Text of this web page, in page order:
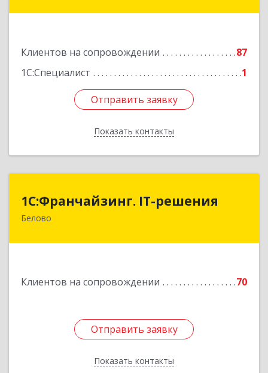
Клиентов на сопровождении
87
1С:Специалист
1
Отправить заявку
Показать контакты
Отправить заявку
Назад
1С:Франчайзинг. IT-решения
Белово
Клиентов на сопровождении 70
Отправить заявку
Показать контакты
1С:Франчайзинг. IT-решения
Отправить заявку
Назад